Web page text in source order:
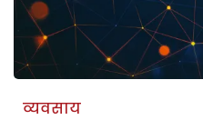
व्यवसाय